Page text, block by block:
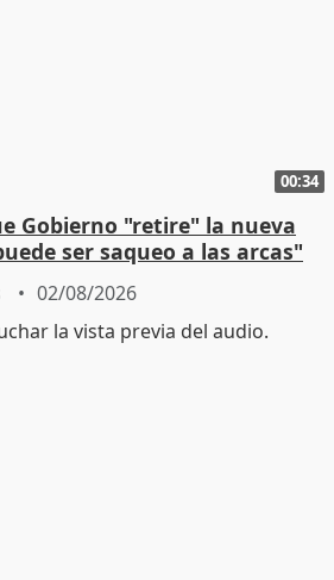
00:34
Gobierno "retire" la nueva
ser saqueo a las arcas"
02/08/2026